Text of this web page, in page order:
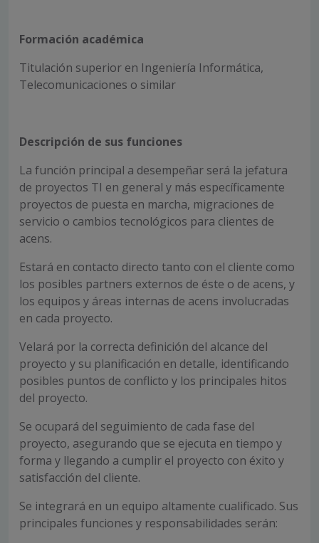
Formación académica
Titulación superior en Ingeniería Informática,
Telecomunicaciones o similar
Descripción de sus funciones
La función principal a desempeñar será la jefatura
de proyectos TI en general y más específicamente
proyectos de puesta en marcha, migraciones de
servicio o cambios tecnológicos para clientes de
acens.
Estará en contacto directo tanto con el cliente como
los posibles partners externos de éste o de acens, y
los equipos y áreas internas de acens involucradas
en cada proyecto.
Velará por la correcta definición del alcance del
proyecto y su planificación en detalle, identificando
posibles puntos de conflicto y los principales hitos
del proyecto.
Se ocupará del seguimiento de cada fase del
proyecto, asegurando que se ejecuta en tiempo y
forma y llegando a cumplir el proyecto con éxito y
satisfacción del cliente.
Se integrará en un equipo altamente cualificado. Sus
principales funciones y responsabilidades serán: